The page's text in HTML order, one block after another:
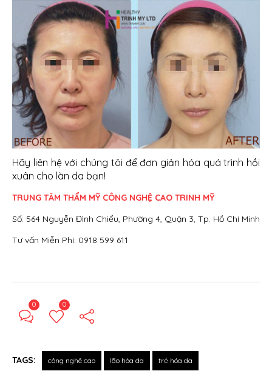
Hãy liên hệ với chúng tôi để đơn giản hóa quá trình hồi
xuân cho làn da bạn!
TRUNG TÂM THẨM MỸ CÔNG NGHỆ CAO TRINH MỸ
Số: 564 Nguyễn Đình Chiểu, Phường 4, Quận 3, Tp. Hồ Chí Minh
Tư vấn Miễn Phí: 0918 599 611
0 0
TAGS: công nghê cao lão hóa da trẻ hóa da